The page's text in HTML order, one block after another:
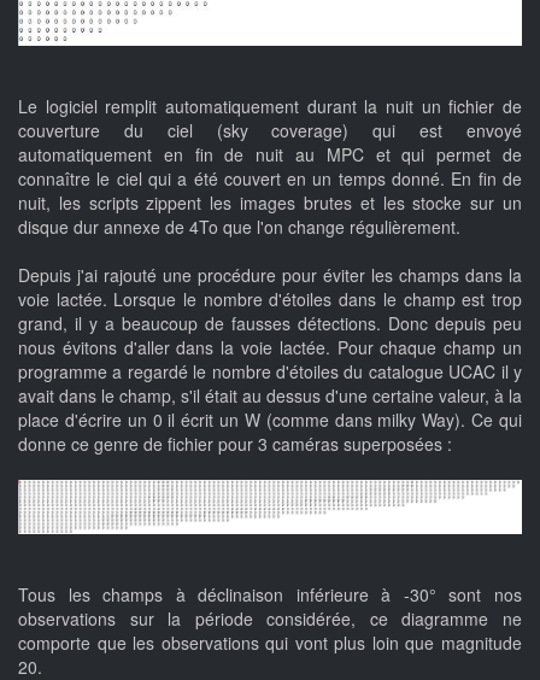
Le logiciel remplit automatiquement durant la nuit un fichier de
couverture du ciel (sky coverage) qui est envoyé
automatiquement en fin de nuit au MPC et qui permet de
connaître le ciel qui a été couvert en un temps donné. En fin de
nuit, les scripts zippent les images brutes et les stocke sur un
disque dur annexe de 4To que l'on change régulièrement.
Depuis j'ai rajouté une procédure pour éviter les champs dans la
voie lactée. Lorsque le nombre d'étoiles dans le champ est trop
grand, il y a beaucoup de fausses détections. Donc depuis peu
nous évitons d'aller dans la voie lactée. Pour chaque champ un
programme a regardé le nombre d'étoiles du catalogue UCAC il y
avait dans le champ, s'il était au dessus d'une certaine valeur, à la
place d'écrire un 0 il écrit un W (comme dans milky Way). Ce qui
donne ce genre de fichier pour 3 caméras superposées :
Tous les champs à déclinaison inférieure à -30° sont nos
observations sur la période considérée, ce diagramme ne
comporte que les observations qui vont plus loin que magnitude
20.